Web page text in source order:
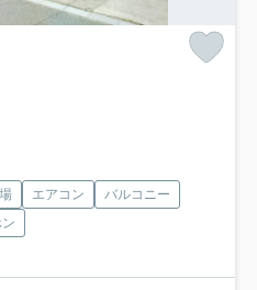
エアコン
バルコニー